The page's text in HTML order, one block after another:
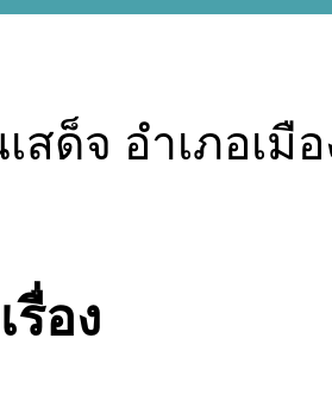
สด็จ อำเภอเมื
รื่อง